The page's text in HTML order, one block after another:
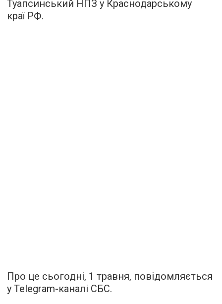
Туапсинський НПЗ у Краснодарському
краї РФ.
Про це сьогодні, 1 травня, повідомляється
у Telegram-каналі СБС.